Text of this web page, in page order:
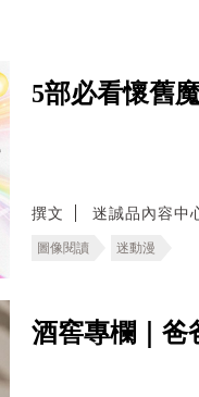
5部必看懷舊
撰文 迷誠品內容中
圖像閱讀 迷動漫
酒窖專欄｜爸